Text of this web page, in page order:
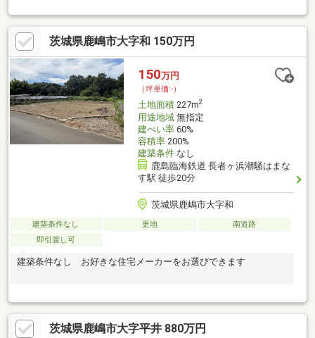
れる住環境です。・週末を過ごす別荘地としても、のんびり暮ら
す定住の地としてもお勧めです。■理想の住まいを叶えるゆとり
の敷地・193㎡のゆとりある敷地で、自分好みの住まいを建築可
能です。※下水は浄化槽設置が必要です。※水道使用は「かしま野
管理サービ」へ加入必須です。
茨城県鹿嶋市大字和 150万円
150万円
（坪単価:-）
土地面積227m2
用途地域無指定
建ぺい率60%
容積率200%
建築条件なし
鹿島臨海鉄道 長者ヶ浜潮騒はまな
す駅 徒歩20分
茨城県鹿嶋市大字和
建築条件なし 更地
南道路
即引渡し可
建築条件なし お好きな住宅メーカーをお選びできます
茨城県鹿嶋市大字平井 880万円